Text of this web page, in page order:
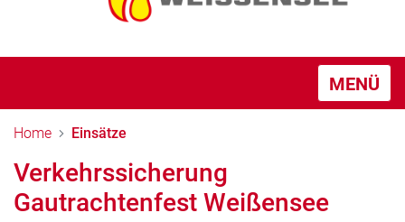
MENÜ
Home Einsätze
Verkehrssicherung
Gautrachtenfest Weißensee